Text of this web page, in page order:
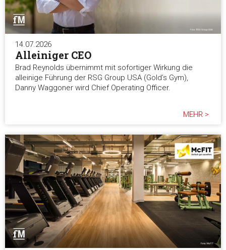
14.07.2026
Alleiniger CEO
Brad Reynolds übernimmt mit sofortiger Wirkung die
alleinige Führung der RSG Group USA (Gold’s Gym),
Danny Waggoner wird Chief Operating Officer.
MEHR >